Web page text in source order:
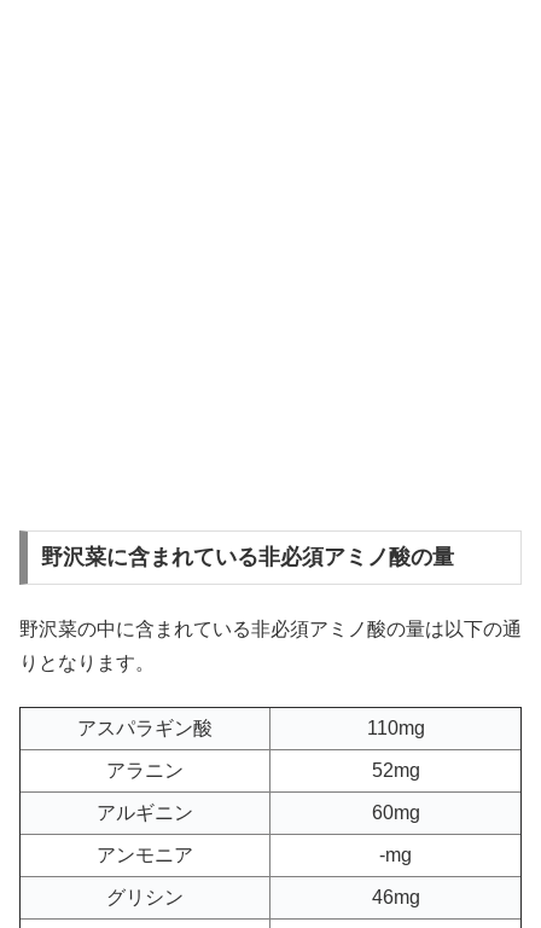
野沢菜に含まれている非必須アミノ酸の量
野沢菜の中に含まれている非必須アミノ酸の量は以下の通
りとなります。
アスパラギン酸 110mg
アラニン 52mg
アルギニン 60mg
アンモニア -mg
グリシン 46mg